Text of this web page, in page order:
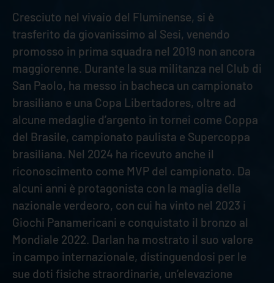
Cresciuto nel vivaio del Fluminense, si è
trasferito da giovanissimo al Sesi, venendo
promosso in prima squadra nel 2019 non ancora
maggiorenne. Durante la sua militanza nel Club di
San Paolo, ha messo in bacheca un campionato
brasiliano e una Copa Libertadores, oltre ad
alcune medaglie d’argento in tornei come Coppa
del Brasile, campionato paulista e Supercoppa
brasiliana. Nel 2024 ha ricevuto anche il
riconoscimento come MVP del campionato. Da
alcuni anni è protagonista con la maglia della
nazionale verdeoro, con cui ha vinto nel 2023 i
Giochi Panamericani e conquistato il bronzo al
Mondiale 2022. Darlan ha mostrato il suo valore
in campo internazionale, distinguendosi per le
sue doti fisiche straordinarie, un’elevazione